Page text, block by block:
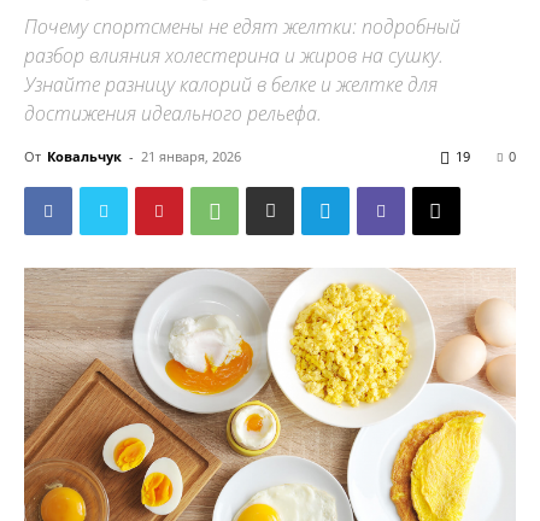
Почему спортсмены не едят желтки: подробный
разбор влияния холестерина и жиров на сушку.
Узнайте разницу калорий в белке и желтке для
достижения идеального рельефа.
От Ковальчук - 21 января, 2026 0
19